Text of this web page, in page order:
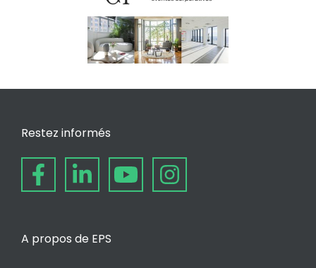
Restez informés
A propos de EPS